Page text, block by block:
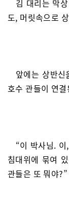
김 대리는 막
도, 머릿속으로
앞에는 상반
호수 관들이 연
“이 박사님.
침대위에 묶여
관들은 또 뭐야?”